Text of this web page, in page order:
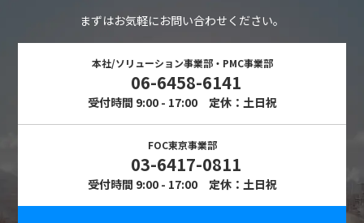
まずはお気軽にお問い合わせください。
本社/ソリューション事業部・PMC事業部
06-6458-6141
受付時間 9:00 - 17:00 定休：土日祝
FOC東京事業部
03-6417-0811
受付時間 9:00 - 17:00 定休：土日祝